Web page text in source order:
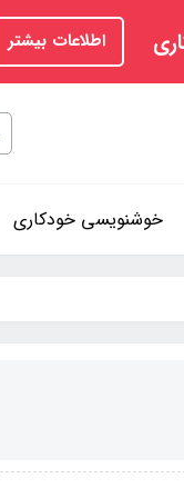
اطلاعات بیشتر
خوشنویسی خودکاری